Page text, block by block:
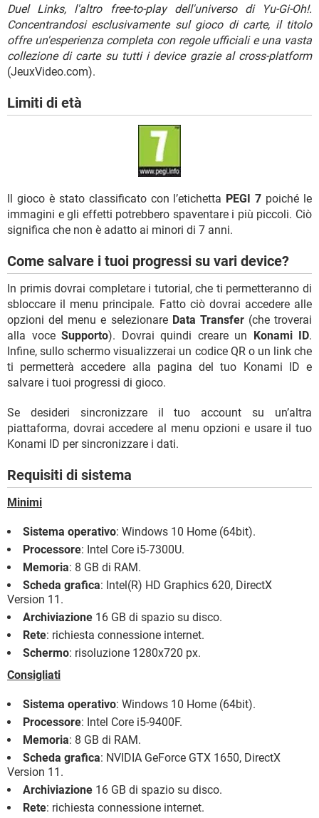
Duel Links, l'altro free-to-play dell'universo di Yu-Gi-Oh!.
Concentrandosi esclusivamente sul gioco di carte, il titolo
offre un'esperienza completa con regole ufficiali e una vasta
collezione di carte su tutti i device grazie al cross-platform
(JeuxVideo.com).
Limiti di età
Il gioco è stato classificato con l’etichetta PEGI 7 poiché le
immagini e gli effetti potrebbero spaventare i più piccoli. Ciò
significa che non è adatto ai minori di 7 anni.
Come salvare i tuoi progressi su vari device?
In primis dovrai completare i tutorial, che ti permetteranno di
sbloccare il menu principale. Fatto ciò dovrai accedere alle
opzioni del menu e selezionare Data Transfer(che troverai
alla voce Supporto). Dovrai quindi creare un Konami ID.
Infine, sullo schermo visualizzerai un codice QR o un link che
ti permetterà accedere alla pagina del tuo Konami ID e
salvare i tuoi progressi di gioco.
Se desideri sincronizzare il tuo account su un’altra
piattaforma, dovrai accedere al menu opzioni e usare il tuo
Konami ID per sincronizzare i dati.
Requisiti di sistema
Minimi
Sistema operativo: Windows 10 Home (64bit).
Processore: Intel Core i5-7300U.
Memoria: 8 GB di RAM.
Scheda grafica: Intel(R) HD Graphics 620, DirectX
Version 11.
Archiviazione 16 GB di spazio su disco.
Rete: richiesta connessione internet.
Schermo: risoluzione 1280x720 px.
Consigliati
Sistema operativo: Windows 10 Home (64bit).
Processore: Intel Core i5-9400F.
Memoria: 8 GB di RAM.
Scheda grafica: NVIDIA GeForce GTX 1650, DirectX
Version 11.
Archiviazione 16 GB di spazio su disco.
Rete: richiesta connessione internet.